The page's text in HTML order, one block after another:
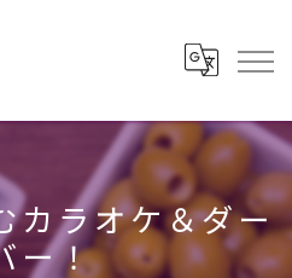
カラオケ＆ダー
ー！